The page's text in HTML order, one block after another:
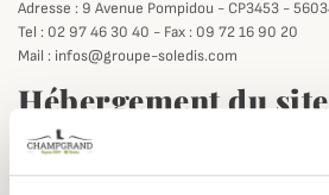
Adresse : 9 Avenue Pompidou - CP3453 -
Tel : 02 97 46 30 40 - Fax : 09 72 16 90 20
Mail : infos@groupe-soledis.com
Hébergement du
SAS OVH